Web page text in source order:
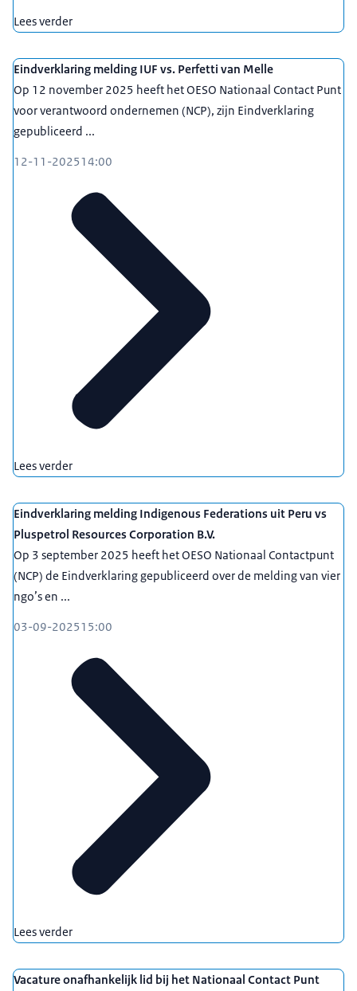
Lees verder
Eindverklaring melding IUF vs. Perfetti van Melle
Op 12 november 2025 heeft het OESO Nationaal Contact Punt
voor verantwoord ondernemen (NCP), zijn Eindverklaring
gepubliceerd ...
12-11-202514:00
Lees verder
Eindverklaring melding Indigenous Federations uit Peru vs
Pluspetrol Resources Corporation B.V.
Op 3 september 2025 heeft het OESO Nationaal Contactpunt
(NCP) de Eindverklaring gepubliceerd over de melding van vier
ngo’s en ...
03-09-202515:00
Lees verder
Vacature onafhankelijk lid bij het Nationaal Contact Punt